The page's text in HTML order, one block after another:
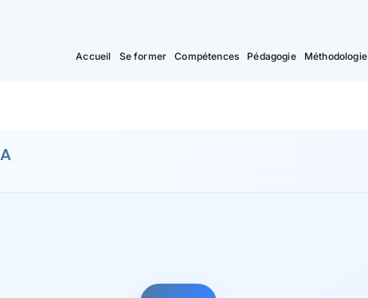
Accueil Se former Compétences Pédagogie Méthodologie